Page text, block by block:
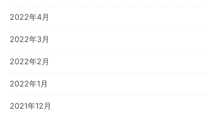
2022年4月
2022年3月
2022年2月
2022年1月
2021年12月